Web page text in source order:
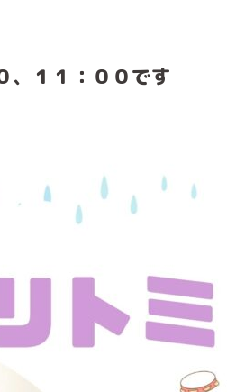
１１：００です